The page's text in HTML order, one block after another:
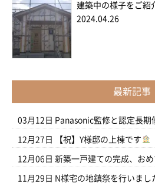
建築中の様子をご紹
2024.04.26
最新記事
03月12日 Panasonic監修と認定長期
12月27日 【祝】Y様邸の上棟です
12月06日 新築一戸建ての完成、おめ
11月29日 N様宅の地鎮祭を行いまし